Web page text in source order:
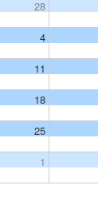
28
4
11
18
25
1